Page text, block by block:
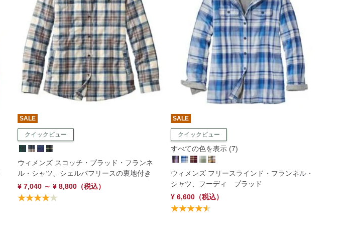
SALE
クイックビュー
ウィメンズ スコッチ・プラッド・フランネ
ル・シャツ、シェルパフリースの裏地付き
¥ 7,040 ～ ¥ 8,800（税込）
SALE
クイックビュー
すべての色を表示 (7)
ウィメンズ フリースラインド・フランネル・
シャツ、フーディ プラッド
¥ 6,600（税込）